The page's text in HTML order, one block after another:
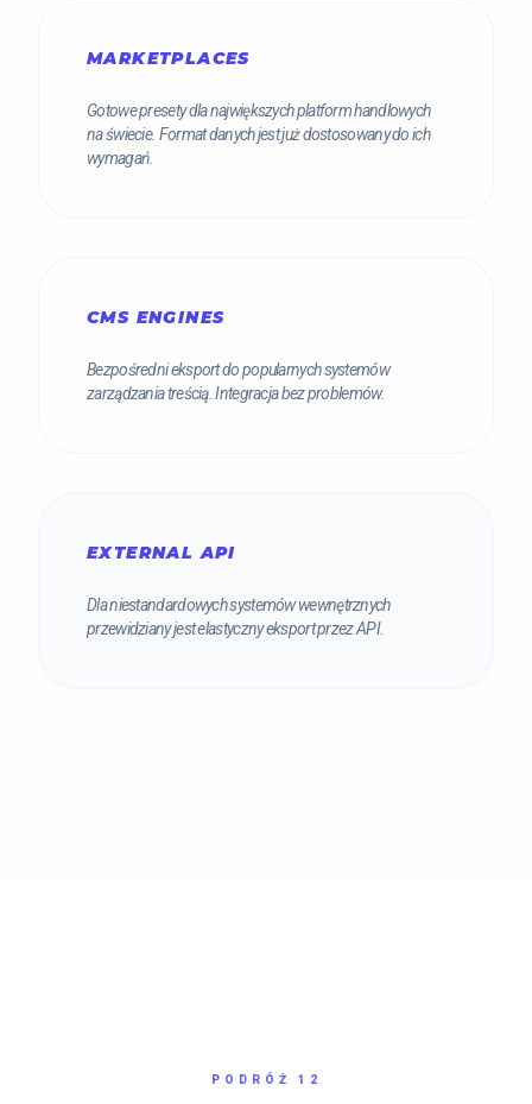
MARKETPLACES
Gotowe presety dla największych platform handlowych
na świecie. Format danych jest już dostosowany do ich
wymagań.
CMS ENGINES
Bezpośredni eksport do popularnych systemów
zarządzania treścią. Integracja bez problemów.
EXTERNAL API
Dla niestandardowych systemów wewnętrznych
przewidziany jest elastyczny eksport przez API.
PODRÓŻ 12